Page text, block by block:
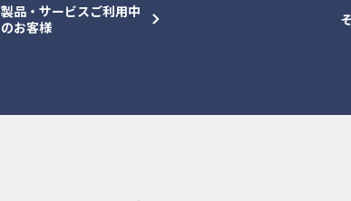
製品・サービスご利用中
のお客様